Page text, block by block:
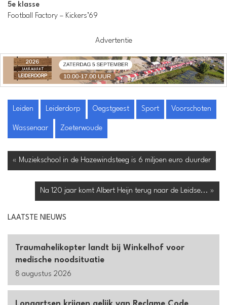
5e klasse
Football Factory – Kickers’69
Advertentie
Leiden Leiderdorp Oegstgeest Sport Voorschoten
Wassenaar Zoeterwoude
« Muziekschool in de Hazewindsteeg is 6 miljoen euro duurder
Na 120 jaar komt Albert Heijn terug naar de Leidse... »
LAATSTE NIEUWS
Traumahelikopter landt bij Winkelhof voor
medische noodsituatie
8 augustus 2026